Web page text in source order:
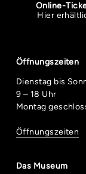
Online-
Hier
Öffnungszeiten
Dienstag bis
9 – 18 Uhr
Montag
Öffnungszeiten
Das Museum